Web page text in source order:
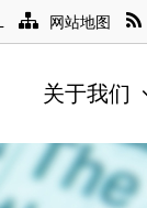
网站地图
关于我们